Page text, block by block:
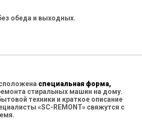
обеда и выходных.
специальная форма,
стиральных машин на дому.
техники и краткое описание
«SC-REMONT» свяжутся с